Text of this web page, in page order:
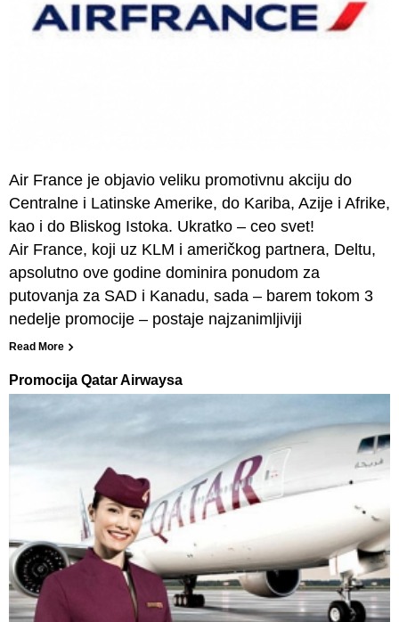
Air France je objavio veliku promotivnu akciju do
Centralne i Latinske Amerike, do Kariba, Azije i Afrike,
kao i do Bliskog Istoka. Ukratko – ceo svet!
Air France, koji uz KLM i američkog partnera, Deltu,
apsolutno ove godine dominira ponudom za
putovanja za SAD i Kanadu, sada – barem tokom 3
nedelje promocije – postaje najzanimljiviji
Read More
Promocija Qatar Airwaysa